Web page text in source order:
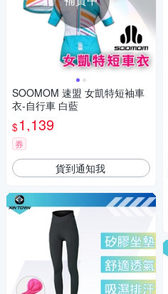
SOOMOM 速盟 女凱特短袖車
衣-自行車 白藍
$1,139
券
貨到通知我